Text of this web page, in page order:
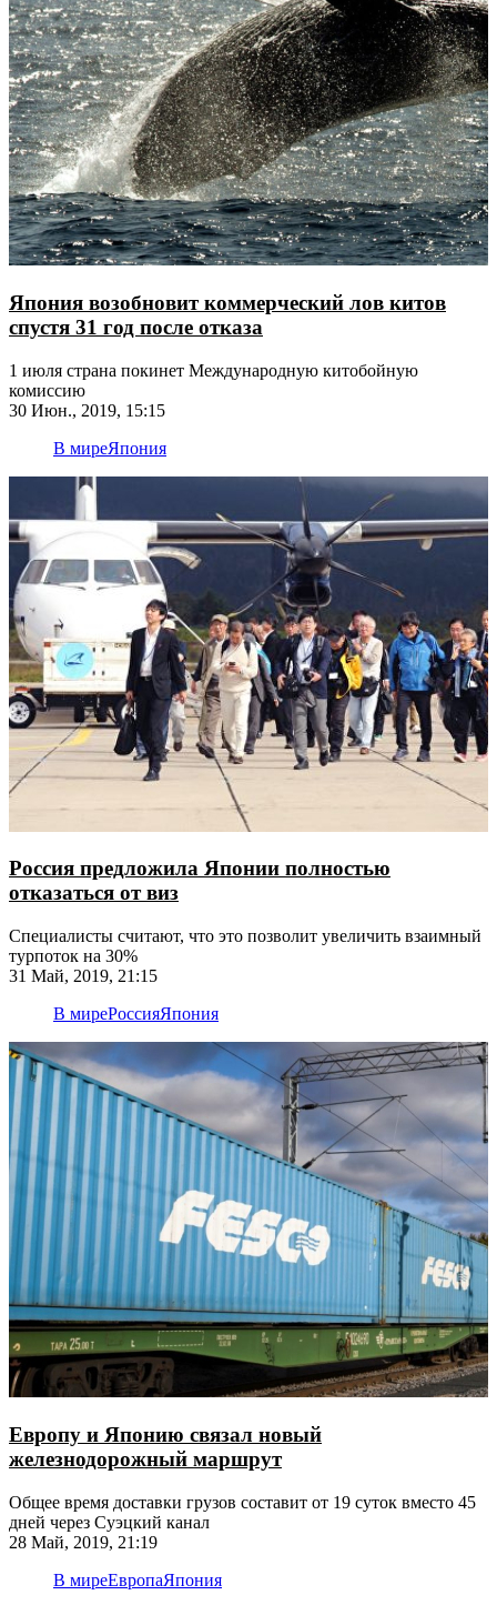
Япония возобновит коммерческий лов китов
спустя 31 год после отказа
1 июля страна покинет Международную китобойную
комиссию
30 Июн., 2019, 15:15
В миреЯпония
Россия предложила Японии полностью
отказаться от виз
Специалисты считают, что это позволит увеличить взаимный
турпоток на 30%
31 Май, 2019, 21:15
В миреРоссияЯпония
Европу и Японию связал новый
железнодорожный маршрут
Общее время доставки грузов составит от 19 суток вместо 45
дней через Суэцкий канал
28 Май, 2019, 21:19
В миреЕвропаЯпония